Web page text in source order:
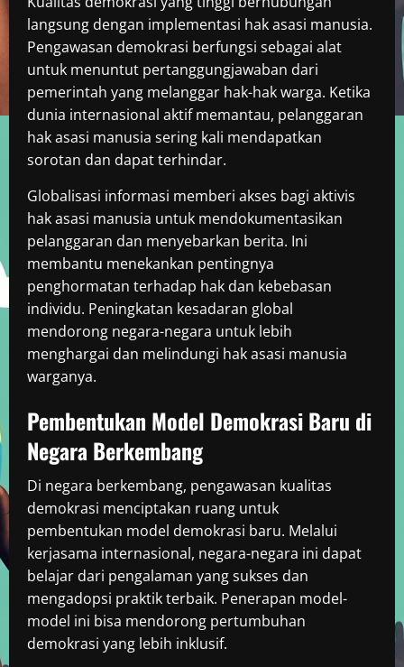
langsung dengan implementasi hak asasi manusia.
Pengawasan demokrasi berfungsi sebagai alat
untuk menuntut pertanggungjawaban dari
pemerintah yang melanggar hak-hak warga. Ketika
dunia internasional aktif memantau, pelanggaran
hak asasi manusia sering kali mendapatkan
sorotan dan dapat terhindar.
Globalisasi informasi memberi akses bagi aktivis
hak asasi manusia untuk mendokumentasikan
pelanggaran dan menyebarkan berita. Ini
membantu menekankan pentingnya
penghormatan terhadap hak dan kebebasan
individu. Peningkatan kesadaran global
mendorong negara-negara untuk lebih
menghargai dan melindungi hak asasi manusia
warganya.
Pembentukan Model Demokrasi Baru di
Negara Berkembang
Di negara berkembang, pengawasan kualitas
demokrasi menciptakan ruang untuk
pembentukan model demokrasi baru. Melalui
kerjasama internasional, negara-negara ini dapat
belajar dari pengalaman yang sukses dan
mengadopsi praktik terbaik. Penerapan model-
model ini bisa mendorong pertumbuhan
demokrasi yang lebih inklusif.